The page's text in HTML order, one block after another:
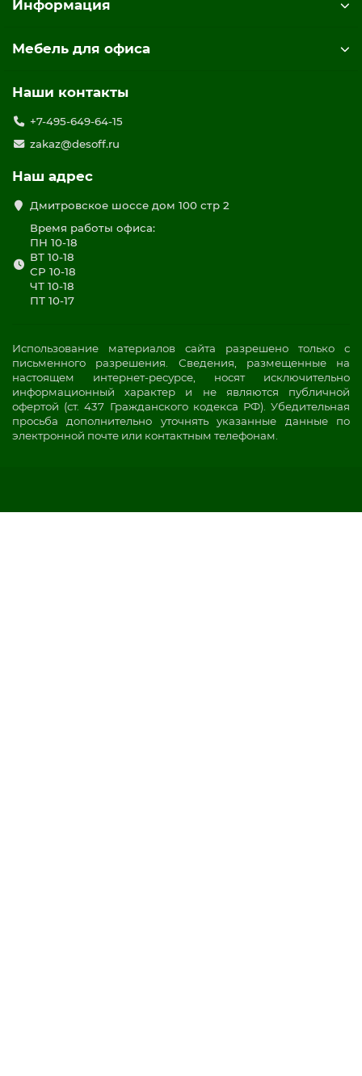
Информация
Мебель для офиса
Наши контакты
+7-495-649-64-15
zakaz@desoff.ru
Наш адрес
Дмитровское шоссе дом 100 стр 2
Время работы офиса:
ПН 10-18
ВТ 10-18
СР 10-18
ЧТ 10-18
ПТ 10-17
Использование материалов сайта разрешено только с
письменного разрешения. Сведения, размещенные на
настоящем интернет-ресурсе, носят исключительно
информационный характер и не являются публичной
офертой (ст. 437 Гражданского кодекса РФ). Убедительная
просьба дополнительно уточнять указанные данные по
электронной почте или контактным телефонам.